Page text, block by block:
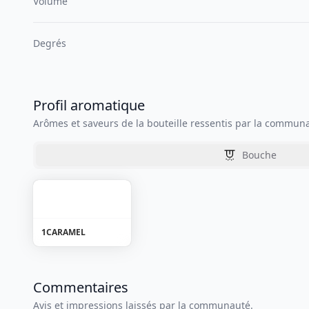
Degrés
Profil aromatique
Arômes et saveurs de la bouteille ressentis par la
Bouche
1CARAMEL
Commentaires
Avis et impressions laissés par la communauté.